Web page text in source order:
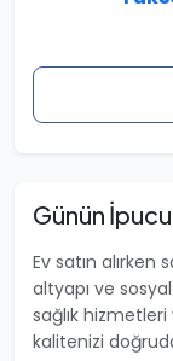
Günün İpucu
Ev satın
altyapı ve
sağlık hizmetleri
kalitenizi